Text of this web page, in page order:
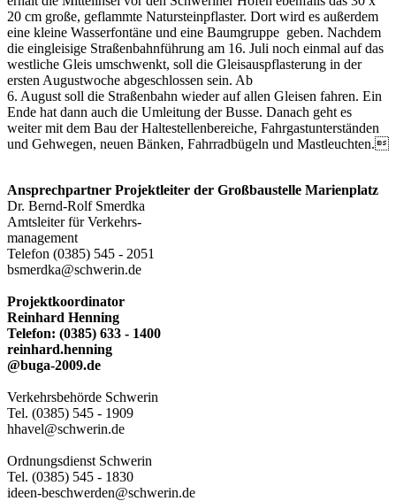
20 cm große, geflammte Natursteinpflaster. Dort wird es außerdem
eine kleine Wasserfontäne und eine Baumgruppe geben. Nachdem
die eingleisige Straßenbahnführung am 16. Juli noch einmal auf das
westliche Gleis umschwenkt, soll die Gleisauspflasterung in der
ersten Augustwoche abgeschlossen sein. Ab
6. August soll die Straßenbahn wieder auf allen Gleisen fahren. Ein
Ende hat dann auch die Umleitung der Busse. Danach geht es
weiter mit dem Bau der Haltestellenbereiche, Fahrgastunterständen
und Gehwegen, neuen Bänken, Fahrradbügeln und Mastleuchten.
Ansprechpartner Projektleiter der Großbaustelle Marienplatz
Dr. Bernd-Rolf Smerdka
Amtsleiter für Verkehrs-
management
Telefon (0385) 545 - 2051
bsmerdka@schwerin.de
Projektkoordinator
Reinhard Henning
Telefon: (0385) 633 - 1400
reinhard.henning
@buga-2009.de
Verkehrsbehörde Schwerin
Tel. (0385) 545 - 1909
hhavel@schwerin.de
Ordnungsdienst Schwerin
Tel. (0385) 545 - 1830
ideen-beschwerden@schwerin.de